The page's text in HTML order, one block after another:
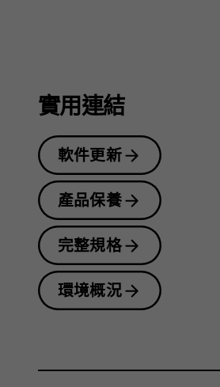
南
實用連結
軟件更新
產品保養
完整規格
環境概況